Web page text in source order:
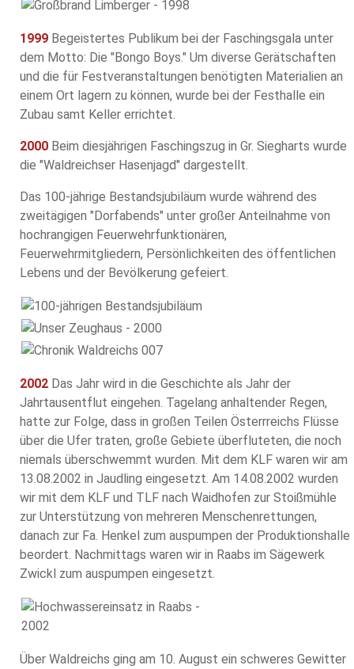
1999 Begeistertes Publikum bei der Faschingsgala unter
dem Motto: Die "Bongo Boys." Um diverse Gerätschaften
und die für Festveranstaltungen benötigten Materialien an
einem Ort lagern zu können, wurde bei der Festhalle ein
Zubau samt Keller errichtet.
2000 Beim diesjährigen Faschingszug in Gr. Siegharts wurde
die "Waldreichser Hasenjagd" dargestellt.
Das 100-jährige Bestandsjubiläum wurde während des
zweitägigen "Dorfabends" unter großer Anteilnahme von
hochrangigen Feuerwehrfunktionären,
Feuerwehrmitgliedern, Persönlichkeiten des öffentlichen
Lebens und der Bevölkerung gefeiert.
2002 Das Jahr wird in die Geschichte als Jahr der
Jahrtausentflut eingehen. Tagelang anhaltender Regen,
hatte zur Folge, dass in großen Teilen Österrreichs Flüsse
über die Ufer traten, große Gebiete überfluteten, die noch
niemals überschwemmt wurden. Mit dem KLF waren wir am
13.08.2002 in Jaudling eingesetzt. Am 14.08.2002 wurden
wir mit dem KLF und TLF nach Waidhofen zur Stoißmühle
zur Unterstützung von mehreren Menschenrettungen,
danach zur Fa. Henkel zum auspumpen der Produktionshalle
beordert. Nachmittags waren wir in Raabs im Sägewerk
Zwickl zum auspumpen eingesetzt.
Über Waldreichs ging am 10. August ein schweres Gewitter